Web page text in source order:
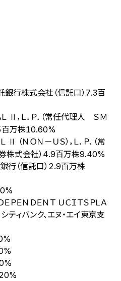
銀行株式会社（信託口） 7.3百
Ｌ Ⅱ，Ｌ．Ｐ．（常任代理人 ＳＭ
万株10.60%
Ⅱ （ＮＯＮ－ＵＳ），Ｌ．Ｐ．（常
式会社） 4.9百万株9.40%
行（信託口） 2.9百万株
ＰＥＮＤＥＮＴ ＵＣＩＴＳＰＬＡ
ティバンク、エヌ・エイ東京支